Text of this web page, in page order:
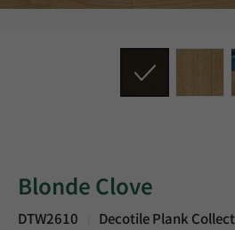
Blonde Clove, Decotile Plank,
Blonde Clove
DTW2610 Decotile Plank